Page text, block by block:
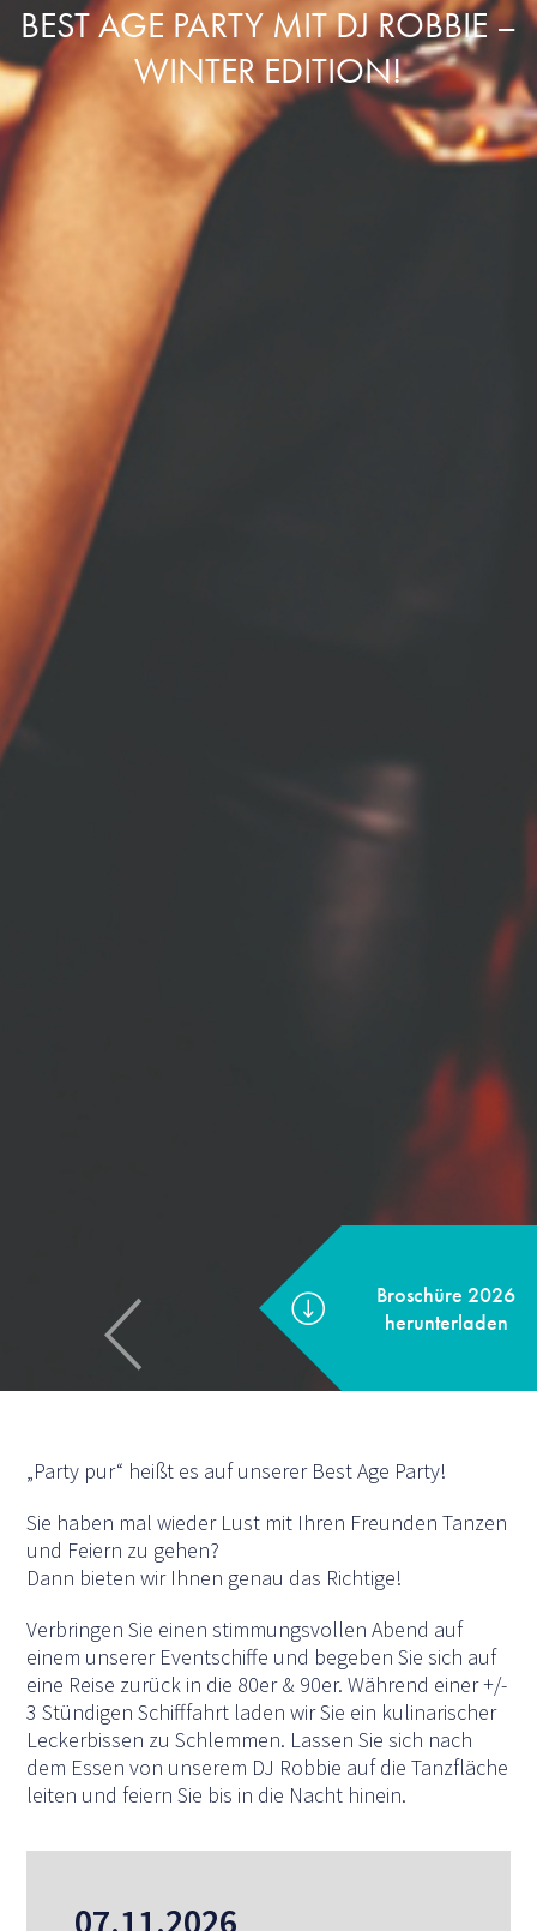
BEST AGE PARTY MIT DJ ROBBIE –
WINTER EDITION!
„Party pur“ heißt es auf unserer Best Age Party!
Sie haben mal wieder Lust mit Ihren Freunden Tanzen
und Feiern zu gehen?
Dann bieten wir Ihnen genau das Richtige!
Verbringen Sie einen stimmungsvollen Abend auf
einem unserer Eventschiffe und begeben Sie sich auf
eine Reise zurück in die 80er & 90er. Während einer +/-
3 Stündigen Schifffahrt laden wir Sie ein kulinarischer
Leckerbissen zu Schlemmen. Lassen Sie sich nach
dem Essen von unserem DJ Robbie auf die Tanzfläche
leiten und feiern Sie bis in die Nacht hinein.
07.11.2026